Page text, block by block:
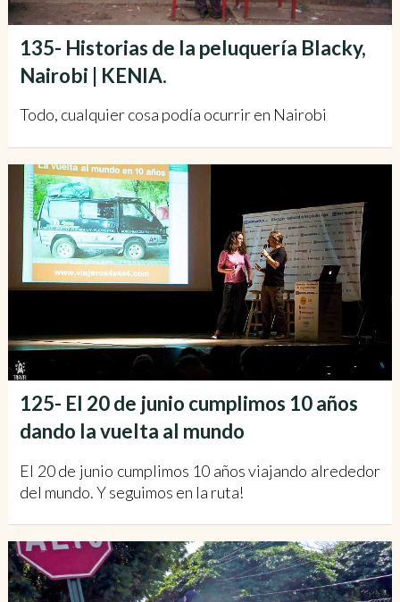
135- Historias de la peluquería Blacky,
Nairobi | KENIA.
Todo, cualquier cosa podía ocurrir en Nairobi
125- El 20 de junio cumplimos 10 años
dando la vuelta al mundo
El 20 de junio cumplimos 10 años viajando alrededor
del mundo. Y seguimos en la ruta!